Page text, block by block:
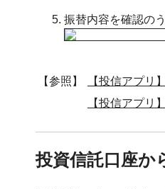
振替内容を確認の
【参照】
【投信アプリ
【投信アプリ
投資信託口座か